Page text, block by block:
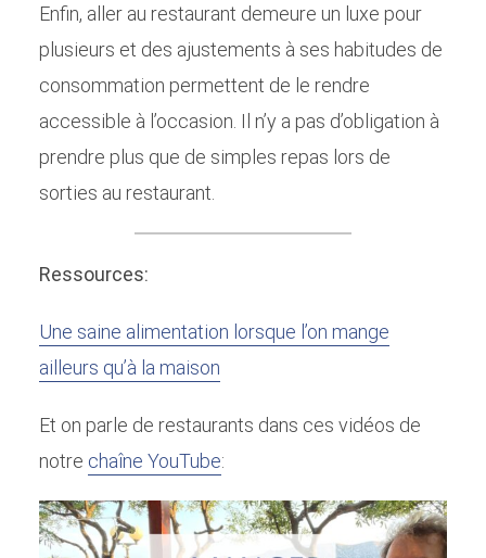
Enfin, aller au restaurant demeure un luxe pour
plusieurs et des ajustements à ses habitudes de
consommation permettent de le rendre
accessible à l’occasion. Il n’y a pas d’obligation à
prendre plus que de simples repas lors de
sorties au restaurant.
Ressources:
Une saine alimentation lorsque l’on mange
ailleurs qu’à la maison
Et on parle de restaurants dans ces vidéos de
notre chaîne YouTube: